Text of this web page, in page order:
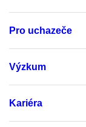
Pro uchazeče
Výzkum
Kariéra